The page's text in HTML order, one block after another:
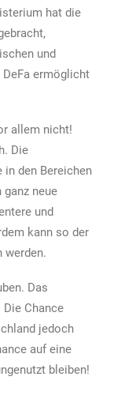
hat die
und
ermöglicht
allem nicht!
Die
in den Bereichen
ganz neue
und
kann so der
werden.
Das
Chance
jedoch
auf eine
bleiben!